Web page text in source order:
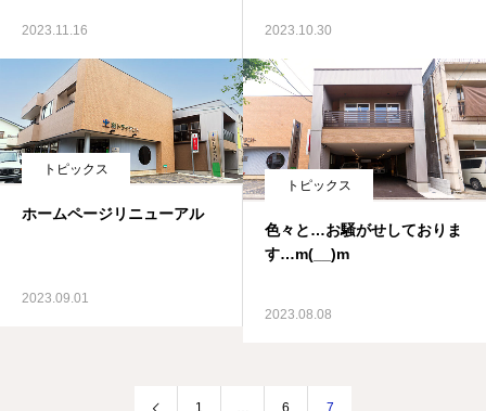
2023.11.16 2023.10.30
トピックス
ホームページリニューアル
2023.09.01
トピックス
色々と…お騒がせしておりま
す…m(__)m
2023.08.08
1 … 6 7